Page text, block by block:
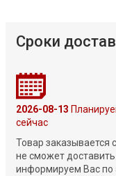
Сроки
2026-08-13
сейчас
Товар заказывается
не сможет
информируем Вас по